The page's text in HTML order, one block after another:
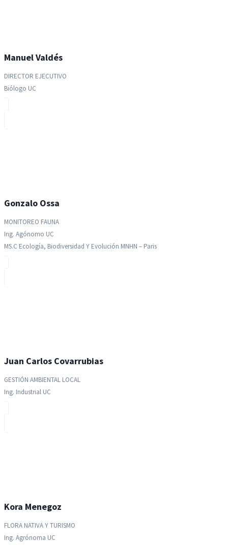
Manuel Valdés
DIRECTOR EJECUTIVO
Biólogo UC
Gonzalo Ossa
MONITOREO FAUNA
Ing. Agónomo UC
MS.c Ecología, Biodiversidad Y Evolución MNHN – Paris
Juan Carlos Covarrubias
GESTIÓN AMBIENTAL LOCAL
Ing. Industrial UC
Kora Menegoz
FLORA NATIVA Y TURISMO
Ing. Agrónoma UC